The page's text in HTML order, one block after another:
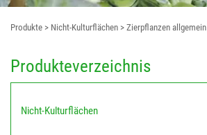
Produkte > Nicht-Kulturflächen > Zierpflanzen allgemein
Produkteverzeichnis
Nicht-Kulturflächen